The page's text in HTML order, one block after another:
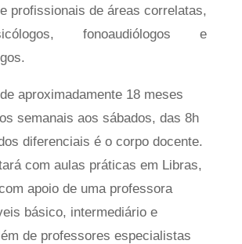
profissionais de áreas correlatas,
fonoaudiólogos e
aproximadamente 18 meses
semanais aos sábados, das 8h
diferenciais é o corpo docente.
com aulas práticas em Libras,
apoio de uma professora
básico, intermediário e
de professores especialistas